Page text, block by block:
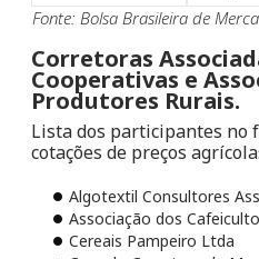
Fonte: Bolsa Brasileira de
Corretoras
Cooperativas e
Produtores Rurais.
Lista dos participantes no
cotações de preços
Algotextil Consultores
Associação dos
Cereais Pampeiro Ltda